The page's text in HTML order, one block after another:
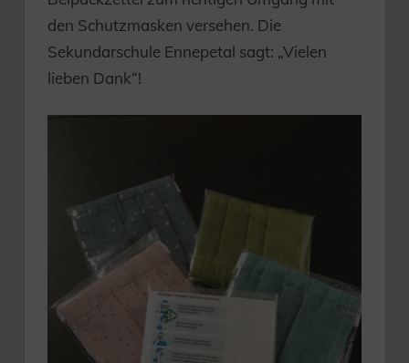
den Schutzmasken versehen. Die
Sekundarschule Ennepetal sagt: „Vielen
lieben Dank“!